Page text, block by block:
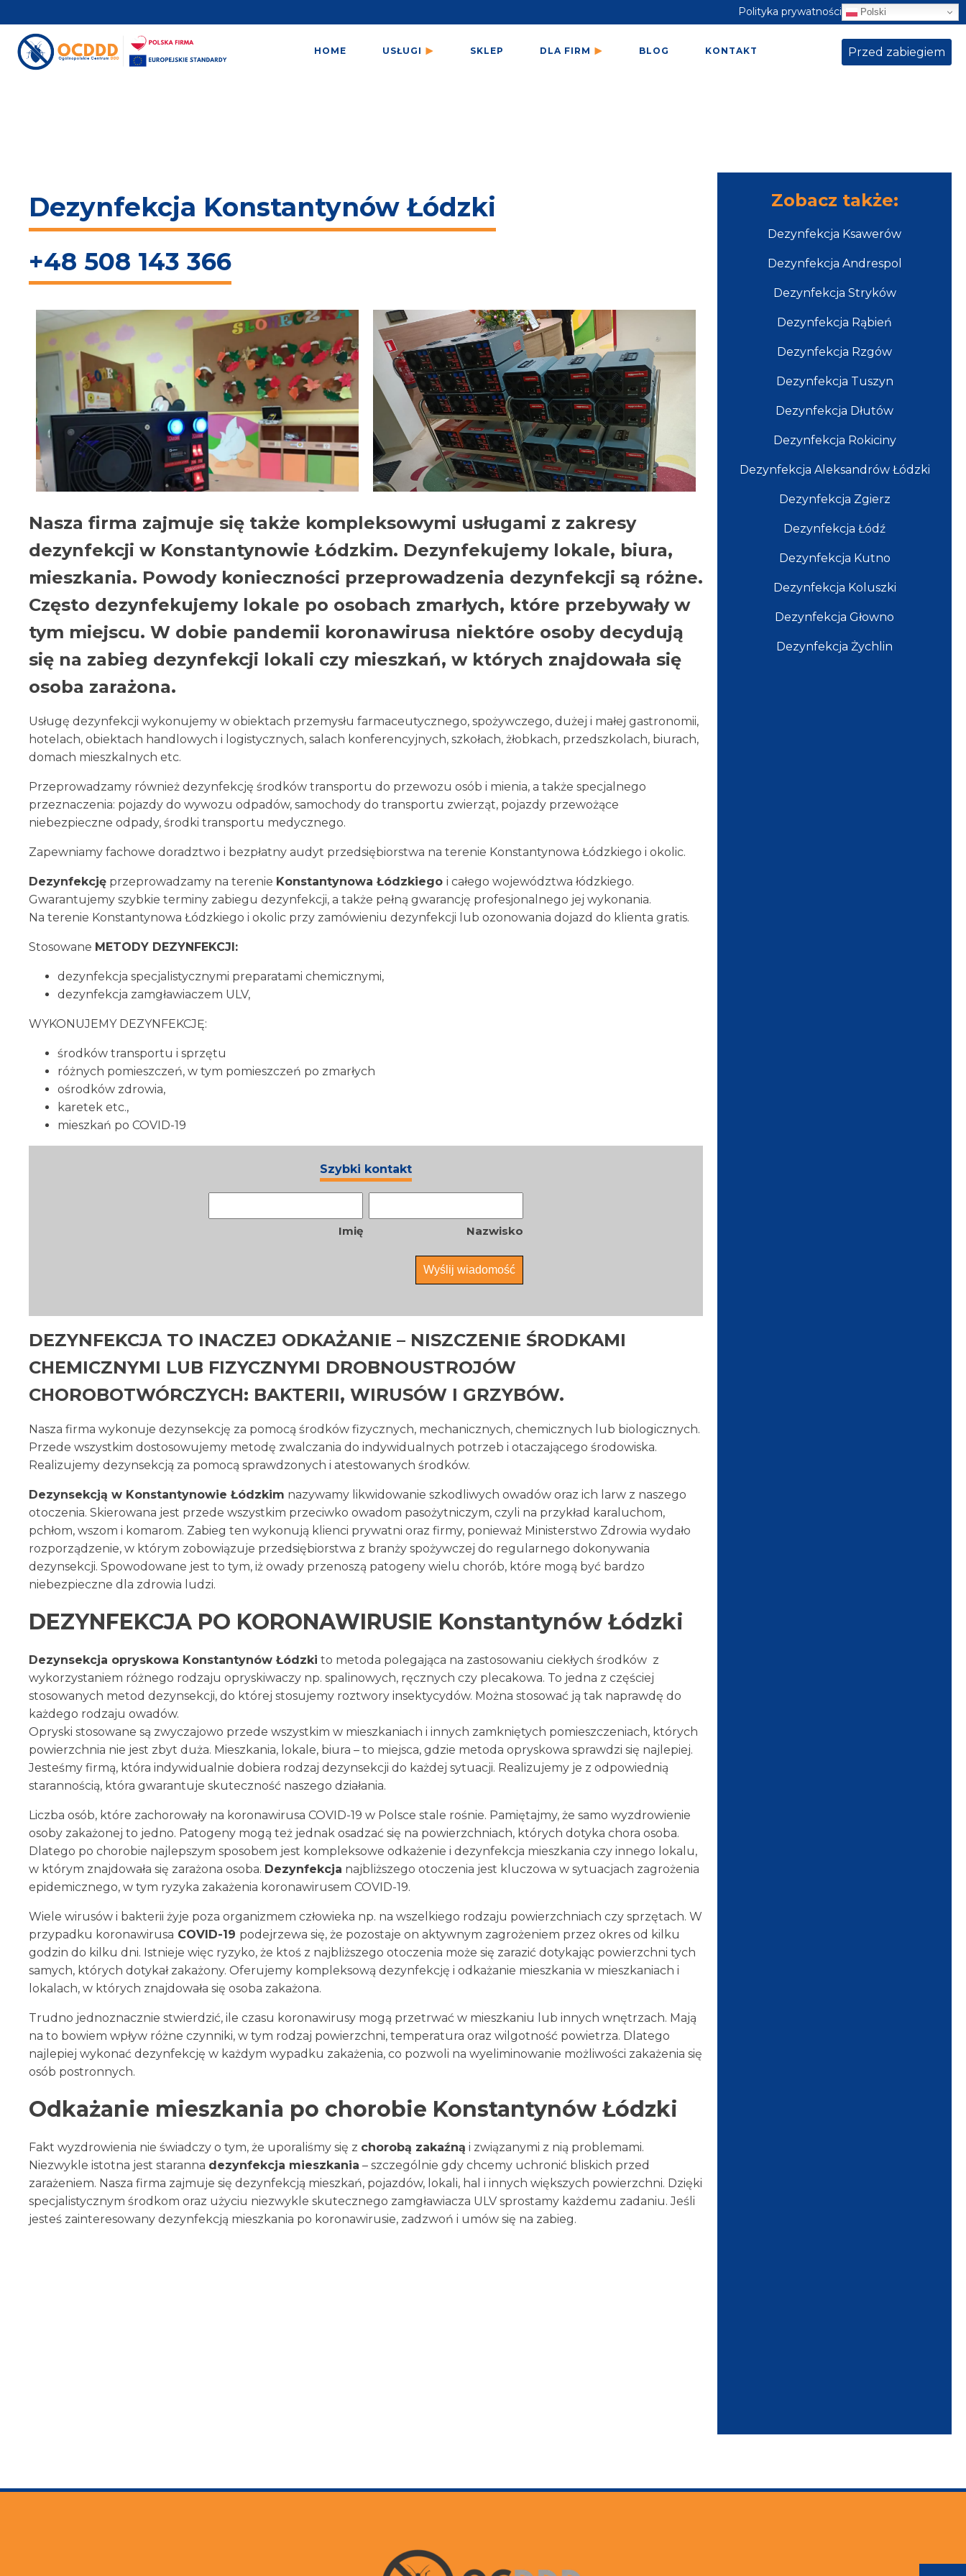
Polityka prywatności Polski
HOME USŁUGI SKLEP DLA FIRM BLOG KONTAKT Przed zabiegiem
Dezynfekcja Konstantynów Łódzki
+48 508 143 366
Nasza firma zajmuje się także kompleksowymi usługami z zakresy
dezynfekcji w Konstantynowie Łódzkim. Dezynfekujemy lokale, biura,
mieszkania. Powody konieczności przeprowadzenia dezynfekcji są różne.
Często dezynfekujemy lokale po osobach zmarłych, które przebywały w
tym miejscu. W dobie pandemii koronawirusa niektóre osoby decydują
się na zabieg dezynfekcji lokali czy mieszkań, w których znajdowała się
osoba zarażona.
Usługę dezynfekcji wykonujemy w obiektach przemysłu farmaceutycznego, spożywczego, dużej i małej gastronomii,
hotelach, obiektach handlowych i logistycznych, salach konferencyjnych, szkołach, żłobkach, przedszkolach, biurach,
domach mieszkalnych etc.
Przeprowadzamy również dezynfekcję środków transportu do przewozu osób i mienia, a także specjalnego
przeznaczenia: pojazdy do wywozu odpadów, samochody do transportu zwierząt, pojazdy przewożące
niebezpieczne odpady, środki transportu medycznego.
Zapewniamy fachowe doradztwo i bezpłatny audyt przedsiębiorstwa na terenie Konstantynowa Łódzkiego i okolic.
Dezynfekcję przeprowadzamy na terenie Konstantynowa Łódzkiego i całego województwa łódzkiego.
Gwarantujemy szybkie terminy zabiegu dezynfekcji, a także pełną gwarancję profesjonalnego jej wykonania.
Na terenie Konstantynowa Łódzkiego i okolic przy zamówieniu dezynfekcji lub ozonowania dojazd do klienta gratis.
Stosowane METODY DEZYNFEKCJI:
dezynfekcja specjalistycznymi preparatami chemicznymi,
dezynfekcja zamgławiaczem ULV,
WYKONUJEMY DEZYNFEKCJĘ:
środków transportu i sprzętu
różnych pomieszczeń, w tym pomieszczeń po zmarłych
ośrodków zdrowia,
karetek etc.,
mieszkań po COVID-19
Szybki kontakt
Imię Nazwisko
DEZYNFEKCJA TO INACZEJ ODKAŻANIE – NISZCZENIE ŚRODKAMI
CHEMICZNYMI LUB FIZYCZNYMI DROBNOUSTROJÓW
CHOROBOTWÓRCZYCH: BAKTERII, WIRUSÓW I GRZYBÓW.
Nasza firma wykonuje dezynsekcję za pomocą środków fizycznych, mechanicznych, chemicznych lub biologicznych.
Przede wszystkim dostosowujemy metodę zwalczania do indywidualnych potrzeb i otaczającego środowiska.
Realizujemy dezynsekcją za pomocą sprawdzonych i atestowanych środków.
Dezynsekcją w Konstantynowie Łódzkim nazywamy likwidowanie szkodliwych owadów oraz ich larw z naszego
otoczenia. Skierowana jest przede wszystkim przeciwko owadom pasożytniczym, czyli na przykład karaluchom,
pchłom, wszom i komarom. Zabieg ten wykonują klienci prywatni oraz firmy, ponieważ Ministerstwo Zdrowia wydało
rozporządzenie, w którym zobowiązuje przedsiębiorstwa z branży spożywczej do regularnego dokonywania
dezynsekcji. Spowodowane jest to tym, iż owady przenoszą patogeny wielu chorób, które mogą być bardzo
niebezpieczne dla zdrowia ludzi.
DEZYNFEKCJA PO KORONAWIRUSIE Konstantynów Łódzki
Dezynsekcja opryskowa Konstantynów Łódzki to metoda polegająca na zastosowaniu ciekłych środków z
wykorzystaniem różnego rodzaju opryskiwaczy np. spalinowych, ręcznych czy plecakowa. To jedna z częściej
stosowanych metod dezynsekcji, do której stosujemy roztwory insektycydów. Można stosować ją tak naprawdę do
każdego rodzaju owadów.
Opryski stosowane są zwyczajowo przede wszystkim w mieszkaniach i innych zamkniętych pomieszczeniach, których
powierzchnia nie jest zbyt duża. Mieszkania, lokale, biura – to miejsca, gdzie metoda opryskowa sprawdzi się najlepiej.
Jesteśmy firmą, która indywidualnie dobiera rodzaj dezynsekcji do każdej sytuacji. Realizujemy je z odpowiednią
starannością, która gwarantuje skuteczność naszego działania.
Liczba osób, które zachorowały na koronawirusa COVID-19 w Polsce stale rośnie. Pamiętajmy, że samo wyzdrowienie
osoby zakażonej to jedno. Patogeny mogą też jednak osadzać się na powierzchniach, których dotyka chora osoba.
Dlatego po chorobie najlepszym sposobem jest kompleksowe odkażenie i dezynfekcja mieszkania czy innego lokalu,
w którym znajdowała się zarażona osoba. Dezynfekcja najbliższego otoczenia jest kluczowa w sytuacjach zagrożenia
epidemicznego, w tym ryzyka zakażenia koronawirusem COVID-19.
Wiele wirusów i bakterii żyje poza organizmem człowieka np. na wszelkiego rodzaju powierzchniach czy sprzętach. W
przypadku koronawirusa COVID-19 podejrzewa się, że pozostaje on aktywnym zagrożeniem przez okres od kilku
godzin do kilku dni. Istnieje więc ryzyko, że ktoś z najbliższego otoczenia może się zarazić dotykając powierzchni tych
samych, których dotykał zakażony. Oferujemy kompleksową dezynfekcję i odkażanie mieszkania w mieszkaniach i
lokalach, w których znajdowała się osoba zakażona.
Trudno jednoznacznie stwierdzić, ile czasu koronawirusy mogą przetrwać w mieszkaniu lub innych wnętrzach. Mają
na to bowiem wpływ różne czynniki, w tym rodzaj powierzchni, temperatura oraz wilgotność powietrza. Dlatego
najlepiej wykonać dezynfekcję w każdym wypadku zakażenia, co pozwoli na wyeliminowanie możliwości zakażenia się
osób postronnych.
Odkażanie mieszkania po chorobie Konstantynów Łódzki
Fakt wyzdrowienia nie świadczy o tym, że uporaliśmy się z chorobą zakaźną i związanymi z nią problemami.
Niezwykle istotna jest staranna dezynfekcja mieszkania – szczególnie gdy chcemy uchronić bliskich przed
zarażeniem. Nasza firma zajmuje się dezynfekcją mieszkań, pojazdów, lokali, hal i innych większych powierzchni. Dzięki
specjalistycznym środkom oraz użyciu niezwykle skutecznego zamgławiacza ULV sprostamy każdemu zadaniu. Jeśli
jesteś zainteresowany dezynfekcją mieszkania po koronawirusie, zadzwoń i umów się na zabieg.
Zobacz także:
Dezynfekcja Ksawerów
Dezynfekcja Andrespol
Dezynfekcja Stryków
Dezynfekcja Rąbień
Dezynfekcja Rzgów
Dezynfekcja Tuszyn
Dezynfekcja Dłutów
Dezynfekcja Rokiciny
Dezynfekcja Aleksandrów Łódzki
Dezynfekcja Zgierz
Dezynfekcja Łódź
Dezynfekcja Kutno
Dezynfekcja Koluszki
Dezynfekcja Głowno
Dezynfekcja Żychlin